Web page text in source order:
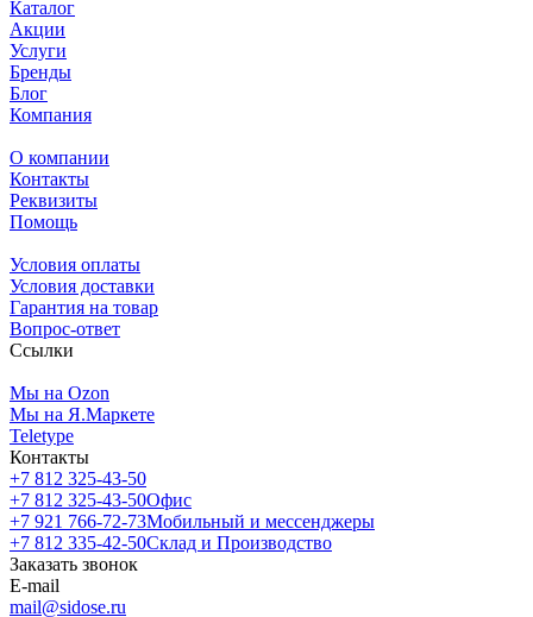
Каталог
Акции
Услуги
Бренды
Блог
Компания
О компании
Контакты
Реквизиты
Помощь
Условия оплаты
Условия доставки
Гарантия на товар
Вопрос-ответ
Ссылки
Мы на Ozon
Мы на Я.Маркете
Teletype
Контакты
+7 812 325-43-50
+7 812 325-43-50Офис
+7 921 766-72-73Мобильный и мессенджеры
+7 812 335-42-50Склад и Производство
Заказать звонок
E-mail
mail@sidose.ru